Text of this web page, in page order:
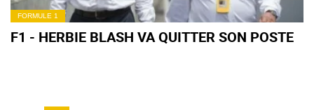
FORMULE 1
F1 - HERBIE BLASH VA QUITTER SON POSTE